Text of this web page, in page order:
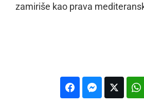
zamiriše kao prava